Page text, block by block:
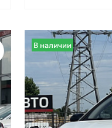
В наличии